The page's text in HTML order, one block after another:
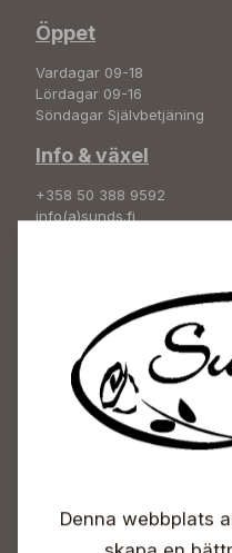
Öppet
Vardagar 09-18
Lördagar 09-16
Söndagar Självbetjäning
Info & växel
+358 50 388 9592
info(a)sunds.fi
Sunds Trädgård Ab
Svedenvägen 66
68660 Jakobstad
Blombeställningar
+358 50 388 9592
info(a)sunds.fi
+358 50 572 4235
plantshop(a)sunds.fi
Denna webbplats